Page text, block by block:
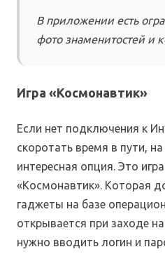
В приложении есть
фото знаменитостей и
Игра «Космонавтик»
Если нет подключения к
скоротать время в пути, на
интересная опция. Это
«Космонавтик». Которая
гаджеты на базе
открывается при заходе
нужно вводить логин и